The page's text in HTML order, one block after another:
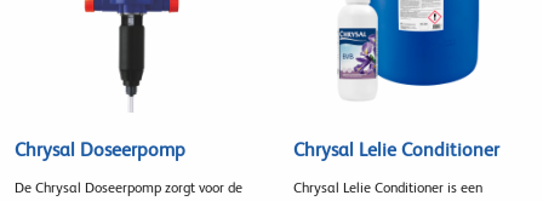
Chrysal Doseerpomp
De Chrysal Doseerpomp zorgt voor de
Chrysal Lelie Conditioner
Chrysal Lelie Conditioner is een